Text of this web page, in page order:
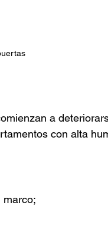
a
con alta
marco;